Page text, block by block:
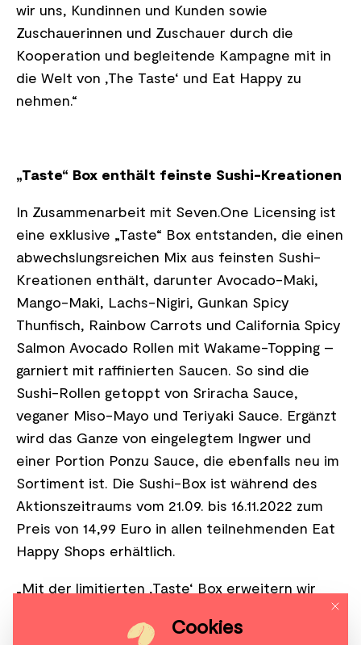
wir uns, Kundinnen und Kunden sowie
Zuschauerinnen und Zuschauer durch die
Kooperation und begleitende Kampagne mit in
die Welt von ‚The Taste‘ und Eat Happy zu
nehmen.“
„Taste“ Box enthält feinste Sushi-Kreationen
In Zusammenarbeit mit Seven.One Licensing ist
eine exklusive „Taste“ Box entstanden, die einen
abwechslungsreichen Mix aus feinsten Sushi-
Kreationen enthält, darunter Avocado-Maki,
Mango-Maki, Lachs-Nigiri, Gunkan Spicy
Thunfisch, Rainbow Carrots und California Spicy
Salmon Avocado Rollen mit Wakame-Topping –
garniert mit raffinierten Saucen. So sind die
Sushi-Rollen getoppt von Sriracha Sauce,
veganer Miso-Mayo und Teriyaki Sauce. Ergänzt
wird das Ganze von eingelegtem Ingwer und
einer Portion Ponzu Sauce, die ebenfalls neu im
Sortiment ist. Die Sushi-Box ist während des
Aktionszeitraums vom 21.09. bis 16.11.2022 zum
Preis von 14,99 Euro in allen teilnehmenden Eat
Happy Shops erhältlich.
„Mit der limitierten ‚Taste‘ Box erweitern wir
Rollen und Kombinationen. Die leckeren
Mit
Cookies